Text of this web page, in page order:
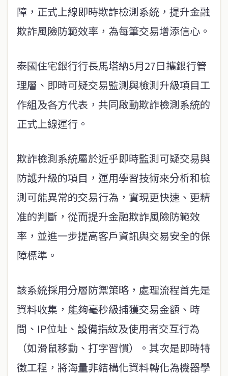
障，正式上線即時欺詐檢測系統，提升金融
欺詐風險防範效率，為每筆交易增添信心。
泰國住宅銀行行長馬塔納5月27日攜銀行管
理層、即時可疑交易監測與檢測升級項目工
作組及各方代表，共同啟動欺詐檢測系統的
正式上線運行。
欺詐檢測系統屬於近乎即時監測可疑交易與
防護升級的項目，運用學習技術來分析和檢
測可能異常的交易行為，實現更快速、更精
准的判斷，從而提升金融欺詐風險防範效
率，並進一步提高客戶資訊與交易安全的保
障標準。
該系統採用分層防禦策略，處理流程首先是
資料收集，能夠毫秒級捕獲交易金額、時
間、IP位址、設備指紋及使用者交互行為
（如滑鼠移動、打字習慣）。其次是即時特
徵工程，將海量非結構化資料轉化為機器學